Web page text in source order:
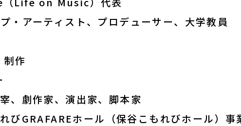
・アーティスト、プロデューサー、大学教員
作
、劇作家、演出家、脚本家
びGRAFAREホール（保谷こもれびホール）事